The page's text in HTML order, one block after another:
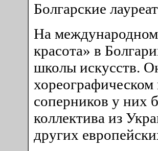
Болгарские
На международном
красота» в
школы искусств.
хореографическом
соперников у них
коллектива из
других